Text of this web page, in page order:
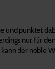
und punktet
nur für
der noble